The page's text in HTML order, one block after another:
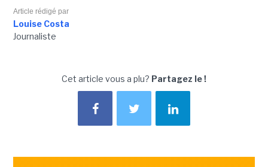
Article rédigé par
Louise Costa
Journaliste
Cet article vous a plu? Partagez le !